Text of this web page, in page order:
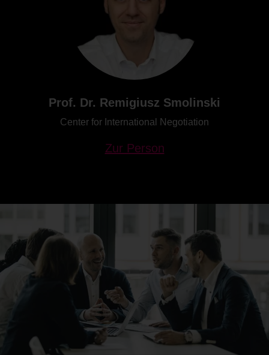
Prof. Dr. Remigiusz Smolinski
Center for International Negotiation
Zur Person